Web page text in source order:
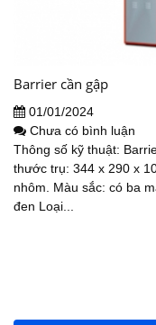
Barrier cần gập
01/01/2024
Chưa có bình luận
Thông số kỹ thuật:
thước trụ: 344 x 290 x
nhôm. Màu sắc: có ba
đen Loại...